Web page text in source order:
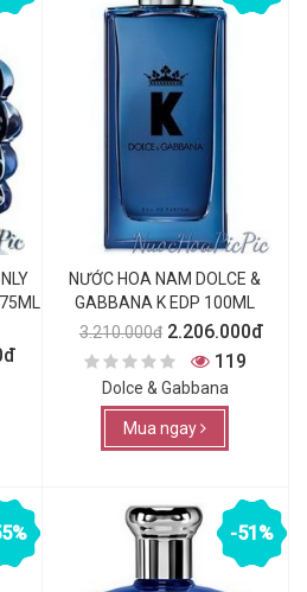
NƯỚC HOA NAM DOLCE &
GABBANA K EDP 100ML
3.210.000đ 2.206.000đ
119
Dolce & Gabbana
Mua ngay
-51%